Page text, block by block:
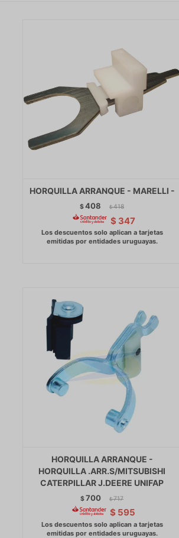
HORQUILLA ARRANQUE - MARELLI -
$408 $ 418
$ 347
HORQUILLA ARRANQUE -
HORQUILLA .ARR.S/MITSUBISHI
CATERPILLAR J.DEERE UNIFAP
$700 $ 717
$ 595